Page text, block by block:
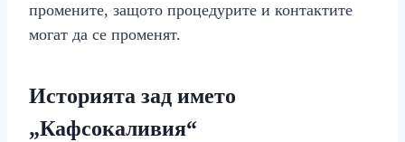
промените, защото процедурите и контактите
могат да се променят.
Историята зад името
„Кафсокаливия“